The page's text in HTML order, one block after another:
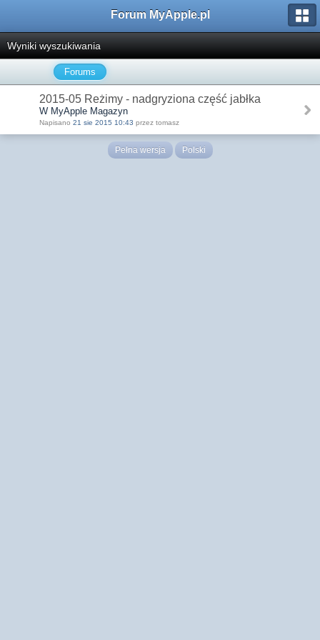
Forum MyApple.pl
Wyniki wyszukiwania
Forums
2015-05 Reżimy - nadgryziona część jabłka
W MyApple Magazyn
Napisano 21 sie 2015 10:43 przez tomasz
Pełna wersja Polski